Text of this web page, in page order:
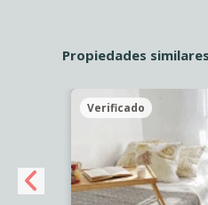
Propiedades similares
Verificado